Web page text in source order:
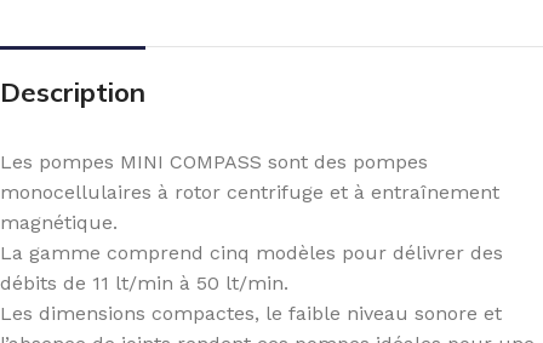
Description
Les pompes MINI COMPASS sont des pompes
monocellulaires à rotor centrifuge et à entraînement
magnétique.
La gamme comprend cinq modèles pour délivrer des
débits de 11 lt/min à 50 lt/min.
Les dimensions compactes, le faible niveau sonore et